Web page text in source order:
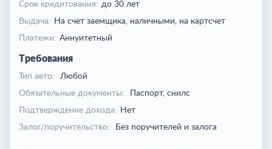
Срок кредитования: до 30 лет
Выдача: На счет заемщика, наличными, на картсчет
Платежи: Аннуитетный
Требования
Тип авто:
Любой
Обязательные документы:
Паспорт, снилс
Подтверждение дохода: Нет
Залог/поручительство:
Без поручителей и залога